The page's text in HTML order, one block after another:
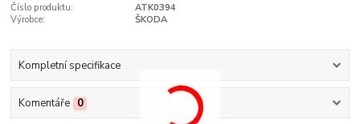
Číslo produktu:
ATK0394
Výrobce:
ŠKODA
Kompletní specifikace
Komentáře 0